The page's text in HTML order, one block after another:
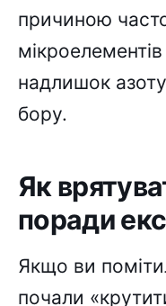
причиною
надлишок
бору.
Як
поради
Якщо ви
почали